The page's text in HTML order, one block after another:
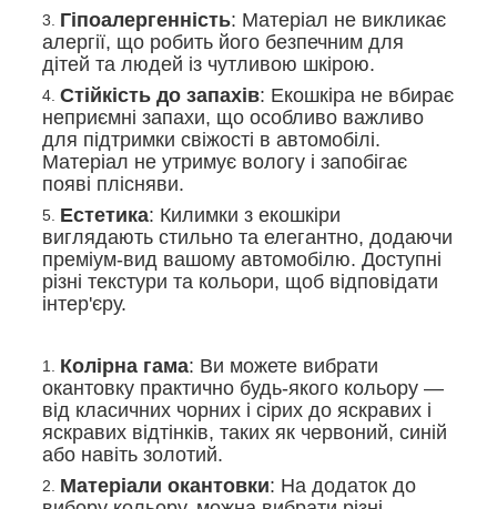
Гіпоалергенність: Матеріал не викликає
алергії, що робить його безпечним для
дітей та людей із чутливою шкірою.
Стійкість до запахів: Екошкіра не вбирає
неприємні запахи, що особливо важливо
для підтримки свіжості в автомобілі.
Матеріал не утримує вологу і запобігає
появі плісняви.
Естетика: Килимки з екошкіри
виглядають стильно та елегантно, додаючи
преміум-вид вашому автомобілю. Доступні
різні текстури та кольори, щоб відповідати
інтер'єру.
Колірна гама: Ви можете вибрати
окантовку практично будь-якого кольору —
від класичних чорних і сірих до яскравих і
яскравих відтінків, таких як червоний, синій
або навіть золотий.
Матеріали окантовки: На додаток до